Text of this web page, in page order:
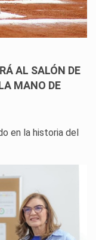
AL SALÓN DE
MANO DE
en la historia del